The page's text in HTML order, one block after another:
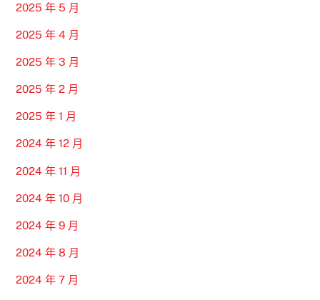
2025 年 5 月
2025 年 4 月
2025 年 3 月
2025 年 2 月
2025 年 1 月
2024 年 12 月
2024 年 11 月
2024 年 10 月
2024 年 9 月
2024 年 8 月
2024 年 7 月